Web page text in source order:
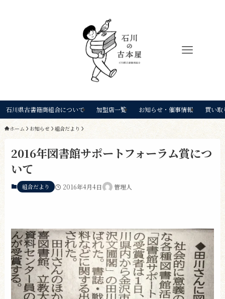
石川県古書籍商組合について 加盟店一覧 お知らせ・催事情報 買い取
ホーム お知らせ 組合だより
2016年図書館サポートフォーラム賞につ
いて
組合だより 2016年4月4日 管理人